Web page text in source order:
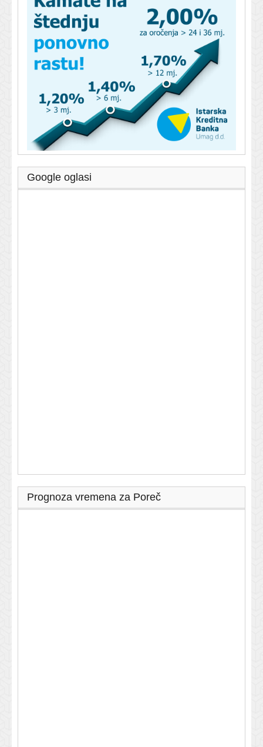
Google oglasi
Prognoza vremena za Poreč